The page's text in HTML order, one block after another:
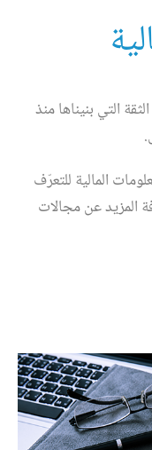
التي بنيناها منذ
المالية للتعرّف
المزيد عن مجالات